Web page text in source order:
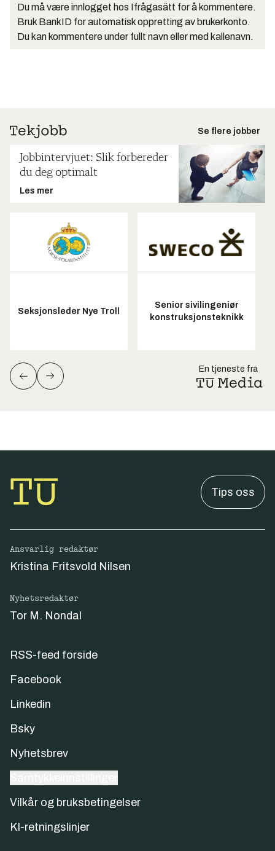
Du må være innlogget hos Ifrågasätt for å kommentere.
Bruk BankID for automatisk oppretting av brukerkonto.
Du kan kommentere under fullt navn eller med kallenavn.
Se flere jobber
Jobbintervjuet: Slik forbereder
du deg optimalt
Les mer
Seksjonsleder Nye Troll
Senior sivilingeniør
konstruksjonsteknikk
En tjeneste fra
Tips oss
Ansvarlig redaktør
Kristina Fritsvold Nilsen
Nyhetsredaktør
Tor M. Nondal
RSS-feed forside
Facebook
Linkedin
Bsky
Nyhetsbrev
Vilkår og bruksbetingelser
KI-retningslinjer